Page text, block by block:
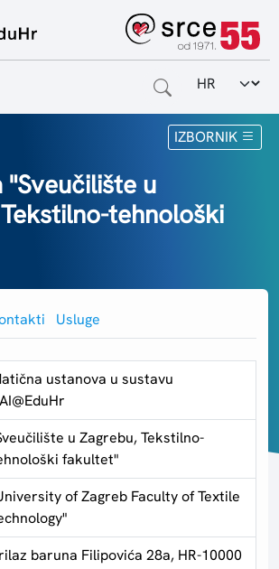
Odabir
IZBORNIK
Za krajnje korisnike
Za davatelje usluga
Kontakt
"Sveučilište u
tehnološki
Usluge
ustanova u sustavu
u Zagrebu, Tekstilno-
fakultet"
of Zagreb Faculty of Textile
baruna Filipovića 28a, HR-10000